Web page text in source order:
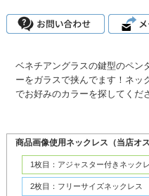
ベネチアングラスの鍵型のペン
ーをガラスで挟んでます！ネッ
でお好みのカラーを探してくだ
商品画像使用ネックレス（当店オ
1枚目：アジャスター付きネック
2枚目：フリーサイズネックレス